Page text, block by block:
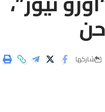
شاركها